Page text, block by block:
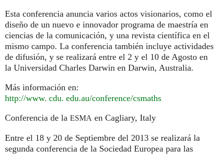
Esta conferencia anuncia varios actos visionarios, como el
diseño de un nuevo e innovador programa de maestría en
ciencias de la comunicación, y una revista científica en el
mismo campo. La conferencia también incluye actividades
de difusión, y se realizará entre el 2 y el 10 de Agosto en
la Universidad Charles Darwin en Darwin, Australia.
Más información en:
http://www. cdu. edu.au/conference/csmaths
Conferencia de la ESMA en Cagliary, Italy
Entre el 18 y 20 de Septiembre del 2013 se realizará la
segunda conferencia de la Sociedad Europea para las